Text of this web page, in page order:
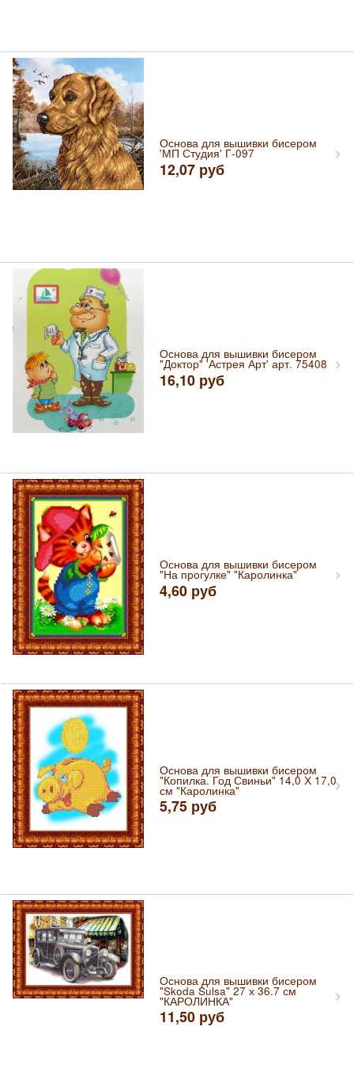
Основа для вышивки бисером
'МП Студия' Г-097
12,07 руб
Основа для вышивки бисером
"Доктор" 'Астрея Арт' арт. 75408
16,10 руб
Основа для вышивки бисером
"На прогулке" "Каролинка"
4,60 руб
Основа для вышивки бисером
"Копилка. Год Свиньи" 14,0 Х 17,0
см "Каролинка"
5,75 руб
Основа для вышивки бисером
"Skoda Sulsa" 27 х 36.7 см
"КАРОЛИНКА"
11,50 руб